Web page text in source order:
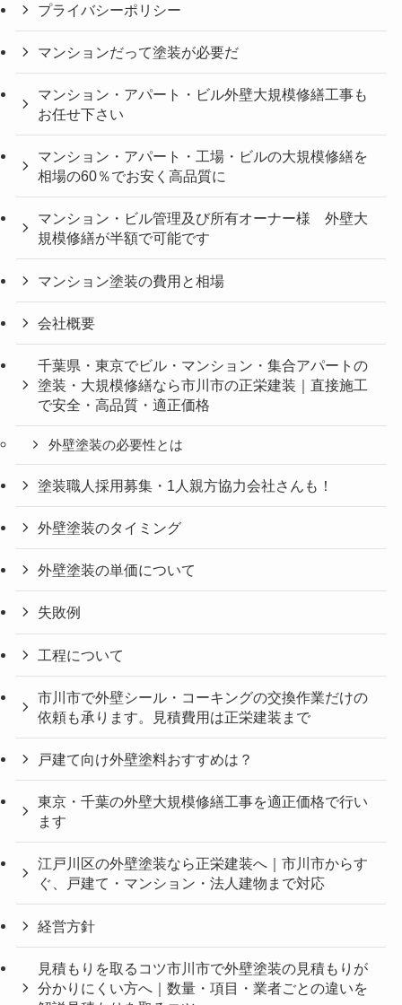
プライバシーポリシー
マンションだって塗装が必要だ
マンション・アパート・ビル外壁大規模修繕工事も
お任せ下さい
マンション・アパート・工場・ビルの大規模修繕を
相場の60％でお安く高品質に
マンション・ビル管理及び所有オーナー様 外壁大
規模修繕が半額で可能です
マンション塗装の費用と相場
会社概要
千葉県・東京でビル・マンション・集合アパートの
塗装・大規模修繕なら市川市の正栄建装｜直接施工
で安全・高品質・適正価格
外壁塗装の必要性とは
塗装職人採用募集・1人親方協力会社さんも！
外壁塗装のタイミング
外壁塗装の単価について
失敗例
工程について
市川市で外壁シール・コーキングの交換作業だけの
依頼も承ります。見積費用は正栄建装まで
戸建て向け外壁塗料おすすめは？
東京・千葉の外壁大規模修繕工事を適正価格で行い
ます
江戸川区の外壁塗装なら正栄建装へ｜市川市からす
ぐ、戸建て・マンション・法人建物まで対応
経営方針
見積もりを取るコツ市川市で外壁塗装の見積もりが
分かりにくい方へ｜数量・項目・業者ごとの違いを